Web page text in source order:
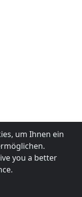
um Ihnen ein
you a better